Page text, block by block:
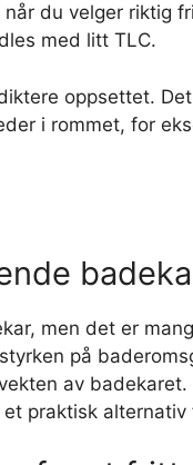
du velger riktig
med litt TLC.
oppsettet.
i rommet, for
men det er
på
av
praktisk